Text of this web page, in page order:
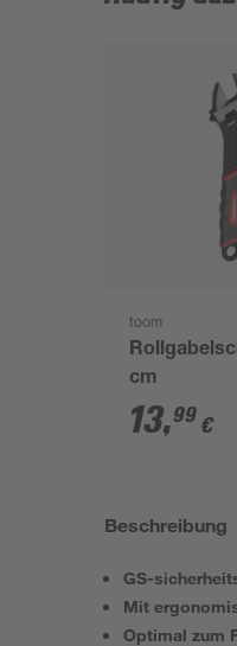
toom
cm
13,99 €
Beschreibung
GS-
Mit
Optimal zum